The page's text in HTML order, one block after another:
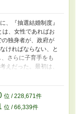
、『抽選結婚制度』
、女性であればお
独身者が、政府が
ければならない、と
さらに子育手をも
えだった。最初は、
によりすぐに世間に
田舎に住む私（大
若い男性がおらず、
手なので結婚なん
位 / 228,671件
位 / 66,339件